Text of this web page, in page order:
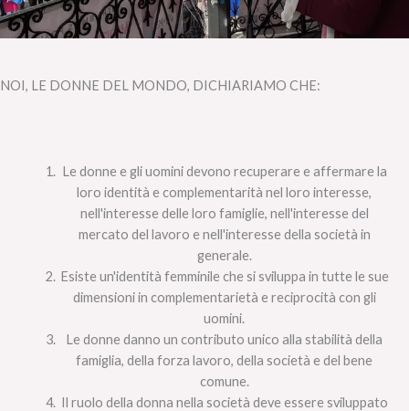
NOI, LE DONNE DEL MONDO, DICHIARIAMO CHE:
Le donne e gli uomini devono recuperare e affermare la
loro identità e complementarità nel loro interesse,
nell'interesse delle loro famiglie, nell'interesse del
mercato del lavoro e nell'interesse della società in
generale.
Esiste un'identità femminile che si sviluppa in tutte le sue
dimensioni in complementarietà e reciprocità con gli
uomini.
Le donne danno un contributo unico alla stabilità della
famiglia, della forza lavoro, della società e del bene
comune.
Il ruolo della donna nella società deve essere sviluppato